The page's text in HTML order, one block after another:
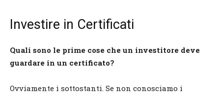
Investire in Certificati
Quali sono le prime cose che un investitore deve
guardare in un certificato?
Ovviamente i sottostanti. Se non conosciamo i